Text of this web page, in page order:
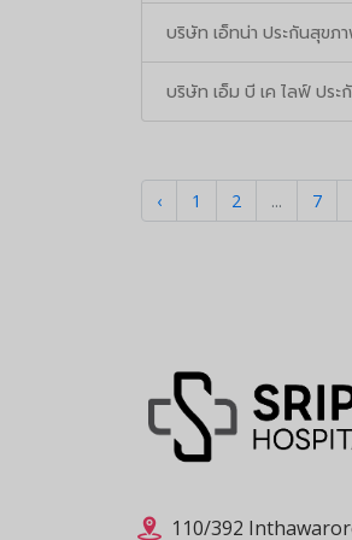
บริษัท เอ็ทน่า ประกันสุขภ
บริษัท เอ็ม บี เค ไลฟ์ ปร
‹ 1 2 ... 7
110/392